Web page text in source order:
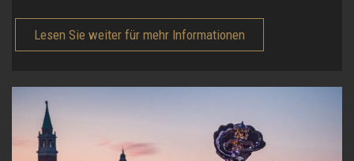
Lesen Sie weiter für mehr Informationen